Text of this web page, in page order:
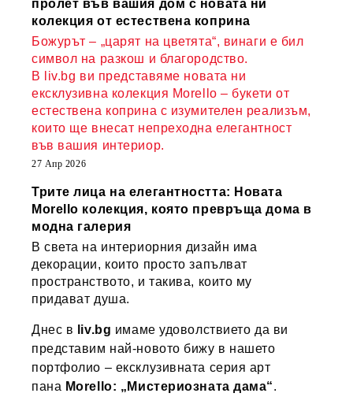
пролет във вашия дом с новата ни
колекция от естествена коприна
Божурът – „царят на цветята“, винаги е бил
символ на разкош и благородство.
В liv.bg ви представяме новата ни
ексклузивна колекция Morello – букети от
естествена коприна с изумителен реализъм,
които ще внесат непреходна елегантност
във вашия интериор.
27 Апр 2026
Трите лица на елегантността: Новата
Morello колекция, която превръща дома в
модна галерия
В света на интериорния дизайн има
декорации, които просто запълват
пространството, и такива, които му
придават душа.
Днес в liv.bg имаме удоволствието да ви
представим най-новото бижу в нашето
портфолио – ексклузивната серия арт
пана Morello: „Мистериозната дама“.